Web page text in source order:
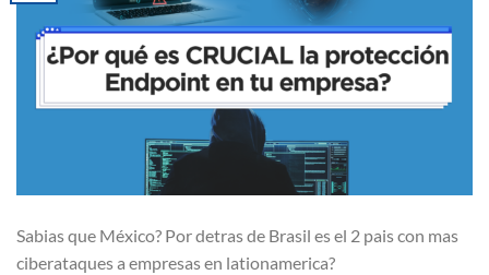
Sabias que México? Por detras de Brasil es el 2 pais con mas
ciberataques a empresas en lationamerica?